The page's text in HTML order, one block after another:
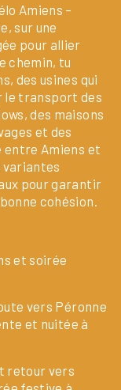
Amiens –
sur une
pour allier
chemin, tu
des usines qui
le transport des
des maisons
et des
entre Amiens et
variantes
pour garantir
cohésion.
et soirée
vers Péronne
et nuitée à
retour vers